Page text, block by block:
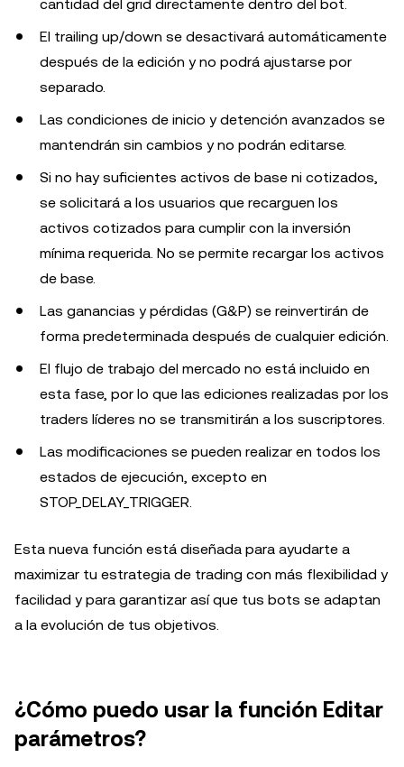
cantidad del grid directamente dentro del bot.
El trailing up/down se desactivará automáticamente
después de la edición y no podrá ajustarse por
separado.
Las condiciones de inicio y detención avanzados se
mantendrán sin cambios y no podrán editarse.
Si no hay suficientes activos de base ni cotizados,
se solicitará a los usuarios que recarguen los
activos cotizados para cumplir con la inversión
mínima requerida. No se permite recargar los activos
de base.
Las ganancias y pérdidas (G&P) se reinvertirán de
forma predeterminada después de cualquier edición.
El flujo de trabajo del mercado no está incluido en
esta fase, por lo que las ediciones realizadas por los
traders líderes no se transmitirán a los suscriptores.
Las modificaciones se pueden realizar en todos los
estados de ejecución, excepto en
STOP_DELAY_TRIGGER.
Esta nueva función está diseñada para ayudarte a
maximizar tu estrategia de trading con más flexibilidad y
facilidad y para garantizar así que tus bots se adaptan
a la evolución de tus objetivos.
¿Cómo puedo usar la función Editar
parámetros?